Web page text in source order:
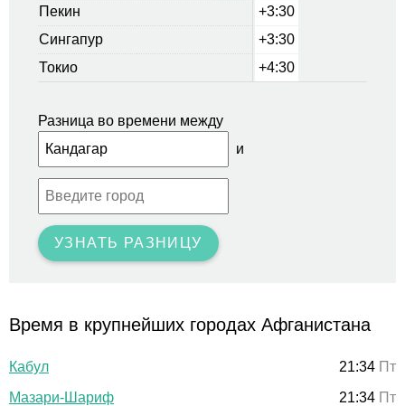
Пекин
+3:30
Сингапур
+3:30
Токио
+4:30
Разница во времени между
и
УЗНАТЬ РАЗНИЦУ
Время в крупнейших городах Афганистана
Кабул 21:34 Пт
Мазари-Шариф
21:34 Пт